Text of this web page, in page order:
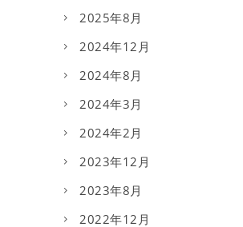
2025年8月
2024年12月
2024年8月
2024年3月
2024年2月
2023年12月
2023年8月
2022年12月